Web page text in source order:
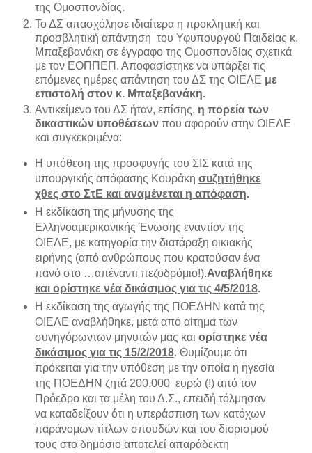
της Ομοσπονδίας.
Το ΔΣ απασχόλησε ιδιαίτερα η προκλητική και
προσβλητική απάντηση του Υφυπουργού Παιδείας κ.
Μπαξεβανάκη σε έγγραφο της Ομοσπονδίας σχετικά
με τον ΕΟΠΠΕΠ. Αποφασίστηκε να υπάρξει τις
επόμενες ημέρες απάντηση του ΔΣ της ΟΙΕΛΕ με
επιστολή στον κ. Μπαξεβανάκη.
Αντικείμενο του ΔΣ ήταν, επίσης, η πορεία των
δικαστικών υποθέσεων που αφορούν στην ΟΙΕΛΕ
και συγκεκριμένα:
Η υπόθεση της προσφυγής του ΣΙΣ κατά της
υπουργικής απόφασης Κουράκη συζητήθηκε
χθες στο ΣτΕ και αναμένεται η απόφαση.
Η εκδίκαση της μήνυσης της
Ελληνοαμερικανικής Ένωσης εναντίον της
ΟΙΕΛΕ, με κατηγορία την διατάραξη οικιακής
ειρήνης (από ανθρώπους που κρατούσαν ένα
πανό στο …απέναντι πεζοδρόμιο!).Αναβλήθηκε
και ορίστηκε νέα δικάσιμος για τις 4/5/2018.
Η εκδίκαση της αγωγής της ΠΟΕΔΗΝ κατά της
ΟΙΕΛΕ αναβλήθηκε, μετά από αίτημα των
συνηγόρωντων μηνυτών μας και ορίστηκε νέα
δικάσιμος για τις 15/2/2018. Θυμίζουμε ότι
πρόκειται για την υπόθεση με την οποία η ηγεσία
της ΠΟΕΔΗΝ ζητά 200.000 ευρώ (!) από τον
Πρόεδρο και τα μέλη του Δ.Σ., επειδή τόλμησαν
να καταδείξουν ότι η υπεράσπιση των κατόχων
παράνομων τίτλων σπουδών και του διορισμού
τους στο δημόσιο αποτελεί απαράδεκτη